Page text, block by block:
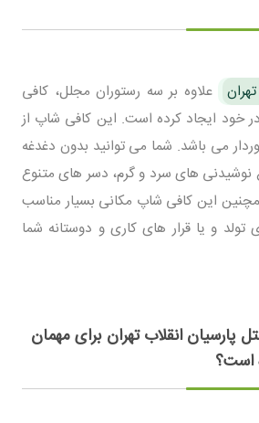
علاوه بر سه رستوران مجلل، کافی
خود ایجاد کرده است. این کافی شاپ از
می باشد. شما می توانید بدون دغدغه
نوشیدنی های سرد و گرم، دسر های متنوع
این کافی شاپ مکانی بسیار مناسب
و یا قرار های کاری و دوستانه شما
پارسیان انقلاب تهران برای مهمان
است؟